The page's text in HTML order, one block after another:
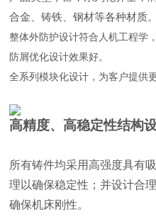
合金、铸铁、钢材等各种材质。
整体外防护设计符合人机工程学
防屑优化设计效果好。
全系列模块化设计，为客户提供
高精度、高稳定性结构
所有铸件均采用高强度具有
理以确保稳定性；并设计合
确保机床刚性。